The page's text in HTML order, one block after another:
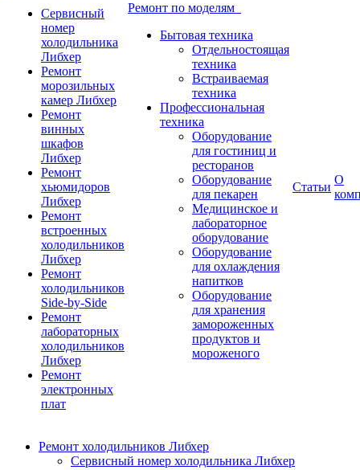
Сервисный
номер
холодильника
Либхер
Ремонт
морозильных
камер Либхер
Ремонт
винных
шкафов
Либхер
Ремонт
хьюмидоров
Либхер
Ремонт
встроенных
холодильников
Либхер
Ремонт
холодильников
Side-by-Side
Ремонт
лабораторных
холодильников
Либхер
Ремонт
электронных
плат
Ремонт по моделям
Бытовая техника
Отдельностоящая
техника
Встраиваемая
техника
Профессиональная
техника
Оборудование
для гостиниц и
ресторанов
Оборудование
для пекарен
Медицинское и
лабораторное
оборудование
Оборудование
для охлаждения
напитков
Оборудование
для хранения
замороженных
продуктов и
мороженого
Статьи
О
Ремонт холодильников Либхер
Сервисный номер холодильника Либхер